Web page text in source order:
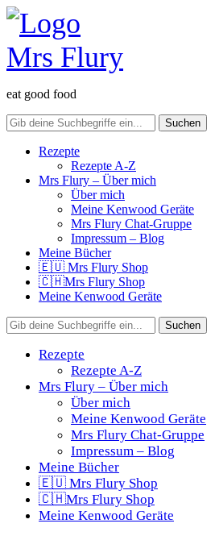
eat good food
Rezepte
Rezepte A-Z
Mrs Flury – Über mich
Über mich
Meine Kenwood Geräte
Mrs Flury Chat-Gruppe
Impressum – Blog
Meine Bücher
🇪🇺 Mrs Flury Shop
🇨🇭Mrs Flury Shop
Meine Kenwood Geräte
Rezepte
Rezepte A-Z
Mrs Flury – Über mich
Über mich
Meine Kenwood Geräte
Mrs Flury Chat-Gruppe
Impressum – Blog
Meine Bücher
🇪🇺 Mrs Flury Shop
🇨🇭Mrs Flury Shop
Meine Kenwood Geräte